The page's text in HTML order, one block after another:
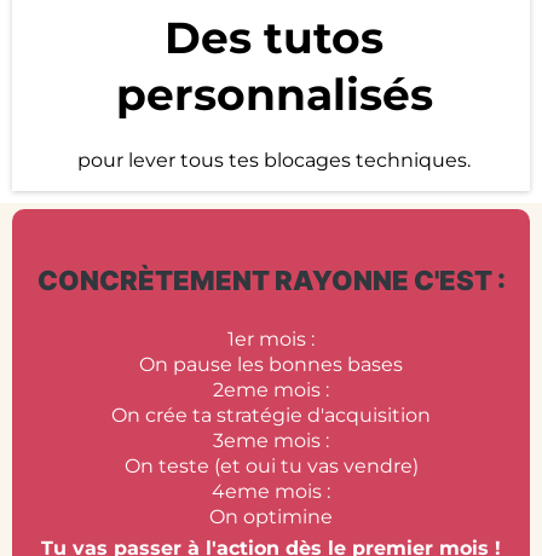
Des tutos
personnalisés
pour lever tous tes blocages techniques.
CONCRÈTEMENT RAYONNE C'EST :
1er mois :
On pause les bonnes bases
2eme mois :
On crée ta stratégie d'acquisition
3eme mois :
On teste (et oui tu vas vendre)
4eme mois :
On optimine
Tu vas passer à l'action dès le premier mois !